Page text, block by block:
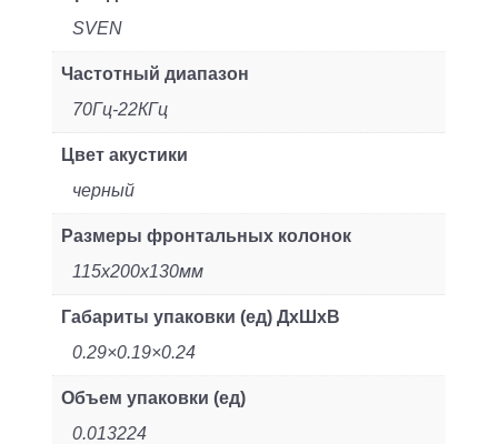
SVEN
Частотный диапазон
70Гц-22КГц
Цвет акустики
черный
Размеры фронтальных колонок
115x200x130мм
Габариты упаковки (ед) ДхШхВ
0.29×0.19×0.24
Объем упаковки (ед)
0.013224